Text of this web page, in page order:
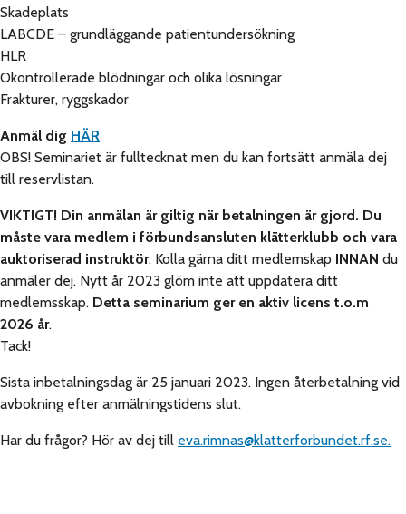
Skadeplats
LABCDE – grundläggande patientundersökning
HLR
Okontrollerade blödningar och olika lösningar
Frakturer, ryggskador
Anmäl dig HÄR
OBS! Seminariet är fulltecknat men du kan fortsätt anmäla dej
till reservlistan.
VIKTIGT! Din anmälan är giltig när betalningen är gjord. Du
måste vara medlem i förbundsansluten klätterklubb och vara
auktoriserad instruktör. Kolla gärna ditt medlemskap INNAN du
anmäler dej. Nytt år 2023 glöm inte att uppdatera ditt
medlemsskap. Detta seminarium ger en aktiv licens t.o.m
2026 år.
Tack!
Sista inbetalningsdag är 25 januari 2023. Ingen återbetalning vid
avbokning efter anmälningstidens slut.
Har du frågor? Hör av dej till eva.rimnas@klatterforbundet.rf.se.